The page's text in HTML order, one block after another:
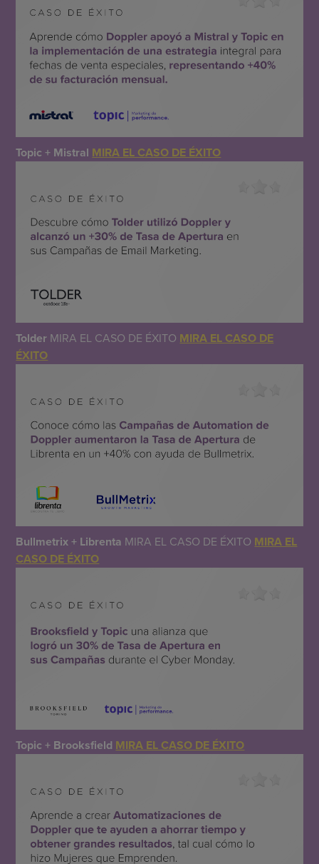
Topic + Mistral MIRA EL CASO DE ÉXITO
Tolder MIRA EL CASO DE ÉXITO MIRA EL CASO DE
ÉXITO
Bullmetrix + Librenta MIRA EL CASO DE ÉXITO MIRA EL
CASO DE ÉXITO
Topic + Brooksfield MIRA EL CASO DE ÉXITO